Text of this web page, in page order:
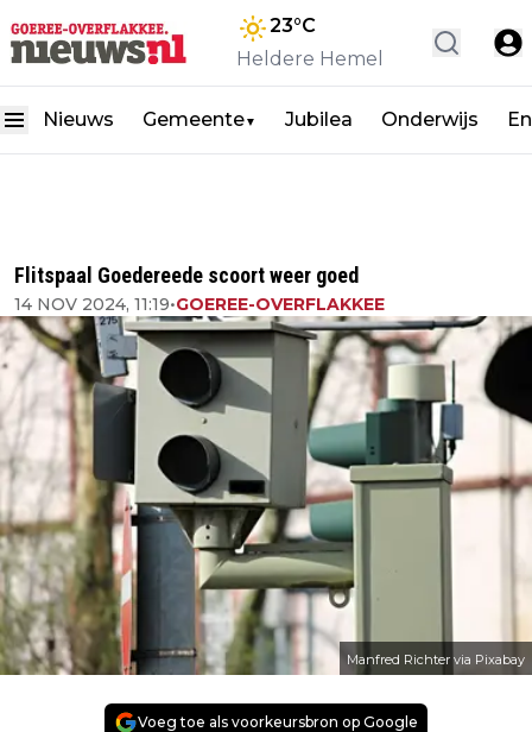
23°C
Heldere Hemel
Nieuws Gemeente▼ Jubilea Onderwijs
Flitspaal Goedereede scoort weer goed
14 NOV 2024, 11:19•GOEREE-OVERFLAKKEE
Manfred Richter via Pixabay
Voeg toe als voorkeursbron op Google